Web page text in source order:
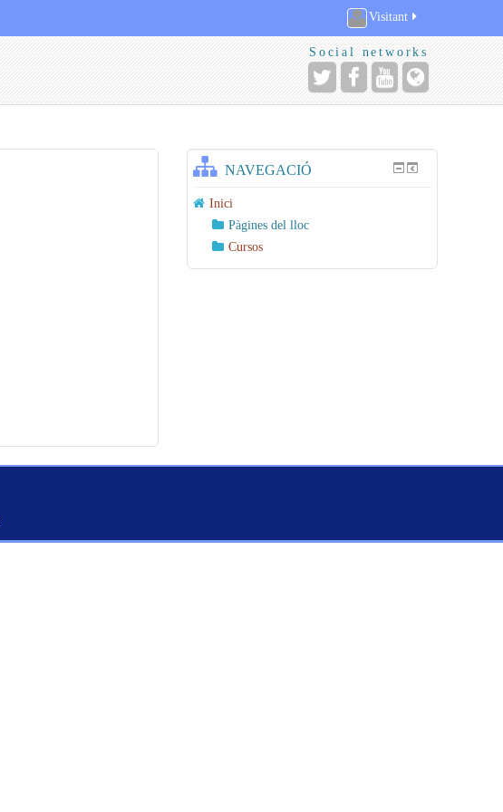
Social networks
Visitant
NAVEGACIÓ
Inici
Pàgines del lloc
Cursos